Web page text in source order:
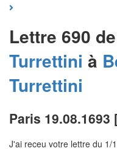
Lettre 690 de
Turrettini à
Turrettini
Paris 19.08.1693
J'ai receu votre lettre du 1/